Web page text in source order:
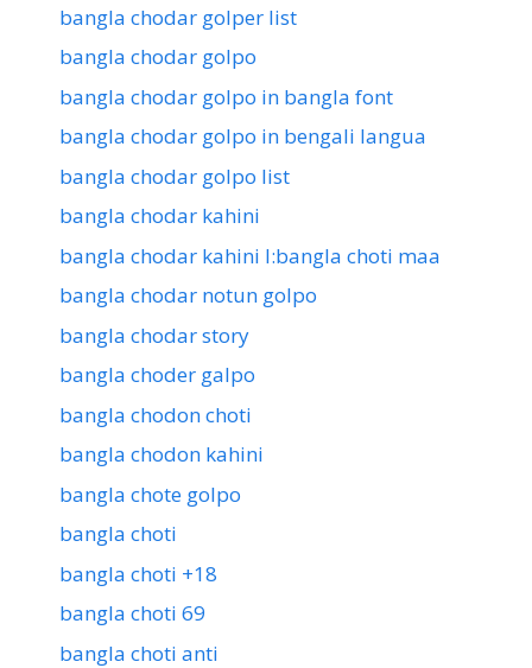
bangla chodar golper list
bangla chodar golpo
bangla chodar golpo in bangla font
bangla chodar golpo in bengali langua
bangla chodar golpo list
bangla chodar kahini
bangla chodar kahini l:bangla choti maa
bangla chodar notun golpo
bangla chodar story
bangla choder galpo
bangla chodon choti
bangla chodon kahini
bangla chote golpo
bangla choti
bangla choti +18
bangla choti 69
bangla choti anti